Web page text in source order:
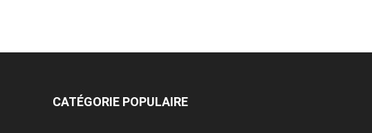
CATÉGORIE POPULAIRE